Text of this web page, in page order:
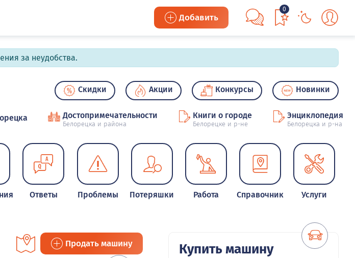
Добавить
0
за неудобства.
Скидки Акции Конкурсы Новинки
Достопримечательности
Белорецка и района
Книги о городе
Белорецке и р-не
Энциклопедия
Белорецка и р-на
Ответы Проблемы Потеряшки Работа Справочник Услуги
Продать машину Купить машину